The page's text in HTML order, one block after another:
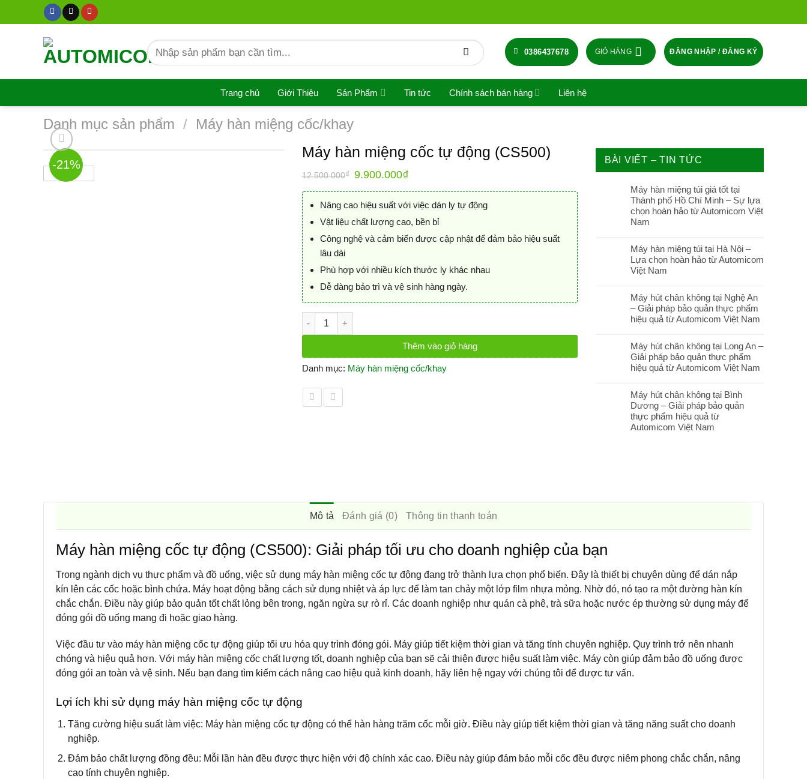
Tìm
kiếm:
0386437678 GIỎ HÀNG ĐĂNG NHẬP / ĐĂNG KÝ
Trang chủ Giới Thiệu Sản Phẩm Tin tức Chính sách bán hàng Liên hệ
Danh mục sản phẩm / Máy hàn miệng cốc/khay
-21%
Máy hàn miệng cốc tự động (CS500)
12.500.000₫ Giá
gốc
là:
9.900.000₫Giá
hiện
tại
9.900.000₫.
Nâng cao hiệu suất với việc dán ly tự động
Vật liệu chất lượng cao, bền bỉ
Công nghệ và cảm biến được cập nhật để đảm bảo hiệu suất
lâu dài
Phù hợp với nhiều kích thước ly khác nhau
Dễ dàng bảo trì và vệ sinh hàng ngày.
Máy hàn miệng cốc tự động (CS500) số lượng
Thêm vào giỏ hàng
Danh mục: Máy hàn miệng cốc/khay
BÀI VIẾT – TIN TỨC
Máy hàn miệng túi giá tốt tại
Thành phố Hồ Chí Minh – Sự lựa
chọn hoàn hảo từ Automicom Việt
Nam
Máy hàn miệng túi tại Hà Nội –
Lựa chọn hoàn hảo từ Automicom
Việt Nam
Máy hút chân không tại Nghệ An
– Giải pháp bảo quản thực phẩm
hiệu quả từ Automicom Việt Nam
Máy hút chân không tại Long An –
Giải pháp bảo quản thực phẩm
hiệu quả từ Automicom Việt Nam
Máy hút chân không tại Bình
Dương – Giải pháp bảo quản
thực phẩm hiệu quả từ
Automicom Việt Nam
Mô tả Đánh giá (0) Thông tin thanh toán
Máy hàn miệng cốc tự động (CS500): Giải pháp tối ưu cho doanh nghiệp của bạn
Trong ngành dịch vụ thực phẩm và đồ uống, việc sử dụng máy hàn miệng cốc tự động đang trở thành lựa chọn phổ biến. Đây là thiết bị chuyên dùng để dán nắp
kín lên các cốc hoặc bình chứa. Máy hoạt động bằng cách sử dụng nhiệt và áp lực để làm tan chảy một lớp film nhựa mỏng. Nhờ đó, nó tạo ra một đường hàn kín
chắc chắn. Điều này giúp bảo quản tốt chất lỏng bên trong, ngăn ngừa sự rò rỉ. Các doanh nghiệp như quán cà phê, trà sữa hoặc nước ép thường sử dụng máy để
đóng gói đồ uống mang đi hoặc giao hàng.
Việc đầu tư vào máy hàn miệng cốc tự động giúp tối ưu hóa quy trình đóng gói. Máy giúp tiết kiệm thời gian và tăng tính chuyên nghiệp. Quy trình trở nên nhanh
chóng và hiệu quả hơn. Với máy hàn miệng cốc chất lượng tốt, doanh nghiệp của bạn sẽ cải thiện được hiệu suất làm việc. Máy còn giúp đảm bảo đồ uống được
đóng gói an toàn và vệ sinh. Nếu bạn đang tìm kiếm cách nâng cao hiệu quả kinh doanh, hãy liên hệ ngay với chúng tôi để được tư vấn.
Lợi ích khi sử dụng máy hàn miệng cốc tự động
Tăng cường hiệu suất làm việc: Máy hàn miệng cốc tự động có thể hàn hàng trăm cốc mỗi giờ. Điều này giúp tiết kiệm thời gian và tăng năng suất cho doanh
nghiệp.
Đảm bảo chất lượng đồng đều: Mỗi lần hàn đều được thực hiện với độ chính xác cao. Điều này giúp đảm bảo mỗi cốc đều được niêm phong chắc chắn, nâng
cao tính chuyên nghiệp.